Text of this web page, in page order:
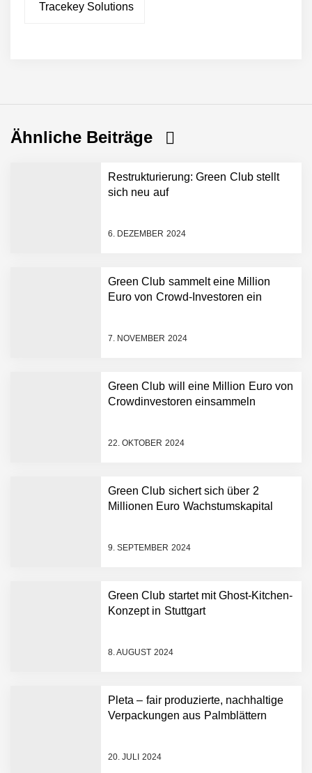
Tracekey Solutions
Ähnliche Beiträge
Restrukturierung: Green Club stellt
sich neu auf
6. DEZEMBER 2024
Green Club sammelt eine Million
Euro von Crowd-Investoren ein
7. NOVEMBER 2024
Green Club will eine Million Euro von
Crowdinvestoren einsammeln
22. OKTOBER 2024
Green Club sichert sich über 2
Millionen Euro Wachstumskapital
9. SEPTEMBER 2024
Green Club startet mit Ghost-Kitchen-
Konzept in Stuttgart
8. AUGUST 2024
Pleta – fair produzierte, nachhaltige
Verpackungen aus Palmblättern
20. JULI 2024
Restrukturierung: Green
Investoren ein
Green Club will eine Million
Wachstumskapital
Stuttgart
nachhaltige Verpackungen
aus Palmblättern
erfolgreich
jetzt beantwortet dir die
Choosy KI diese Frage
geht an die Börse